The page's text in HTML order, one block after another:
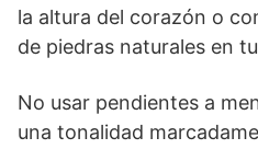
la altura del corazón o
de piedras naturales en
No usar pendientes a
una tonalidad